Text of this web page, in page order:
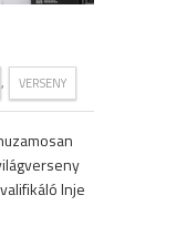
, VERSENY
Inje